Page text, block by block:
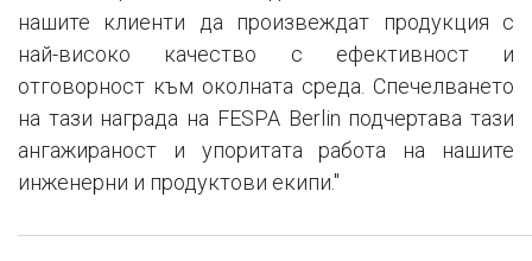
нашите клиенти да произвеждат продукция с
най-високо качество с ефективност и
отговорност към околната среда. Спечелването
на тази награда на FESPA Berlin подчертава тази
ангажираност и упоритата работа на нашите
инженерни и продуктови екипи."